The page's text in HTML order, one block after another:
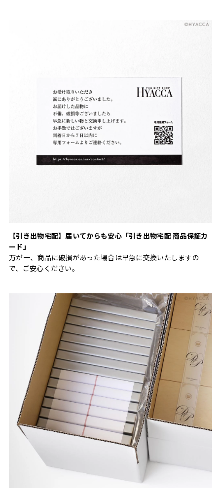
【引き出物宅配】届いてからも安心「引き出物宅配 商品保証カ
ード」
万が一、商品に破損があった場合は早急に交換いたしますの
で、ご安心ください。